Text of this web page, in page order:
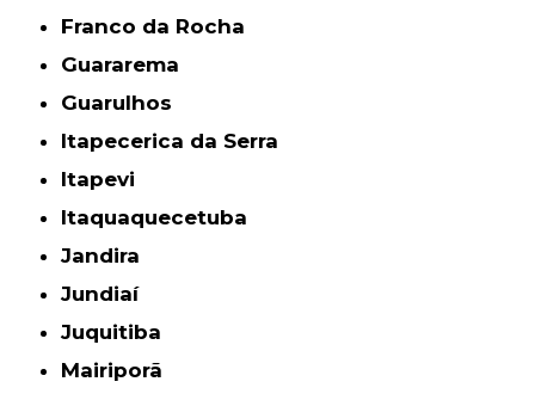
Franco da Rocha
Guararema
Guarulhos
Itapecerica da Serra
Itapevi
Itaquaquecetuba
Jandira
Jundiaí
Juquitiba
Mairiporã